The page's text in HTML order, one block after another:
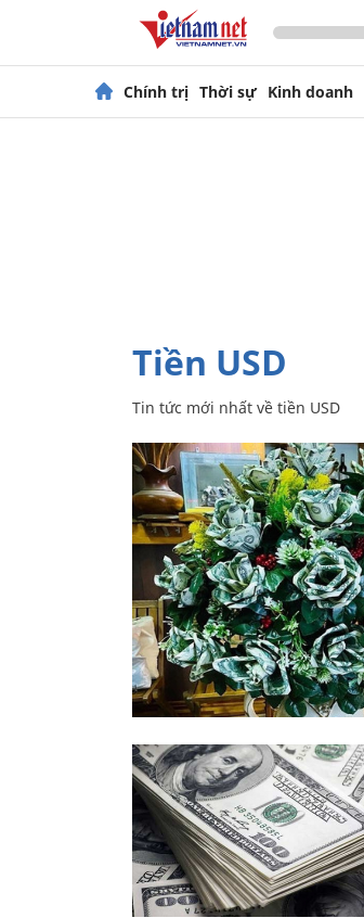
Chính trị Thời sự Kinh doanh
tiền USD
Tin tức mới nhất về tiền USD